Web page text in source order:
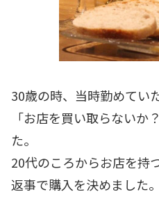
30歳の時、当時勤めてい
「お店を買い取らないか
た。
20代のころからお店を持
返事で購入を決めました。